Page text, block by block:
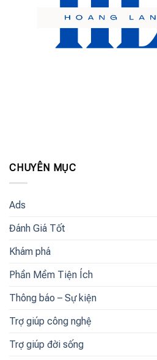
CHUYÊN MỤC
Ads
Đánh Giá Tốt
Khám phá
Phần Mềm Tiện Ích
Thông báo – Sự kiện
Trợ giúp công nghệ
Trợ giúp đời sống